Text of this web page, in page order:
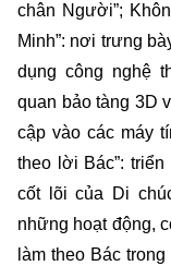
chân Người”;
Minh”: nơi trưng
dụng công nghệ
quan bảo tàng 3D
cập vào các máy
theo lời Bác”:
cốt lõi của Di
những hoạt động,
làm theo Bác